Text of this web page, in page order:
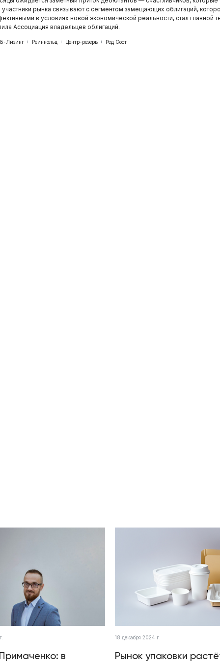
рынка связывают с сегментом замещающих облигаций,
в условиях новой экономической реальности, стал главной
Ассоциация владельцев облигаций.
Лизинг Реиннольц Центр-резерв Ред Софт
в
18 декабря 2024 г.
Рынок упаковки